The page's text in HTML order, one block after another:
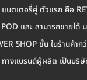
ตเตอรี่คู่ ตัวแรก คือ
และ สามารถขายได้
SHOP ขั้น ในร้านค้าก
งแบรนด์ผู้ผลิต เป็นบริ